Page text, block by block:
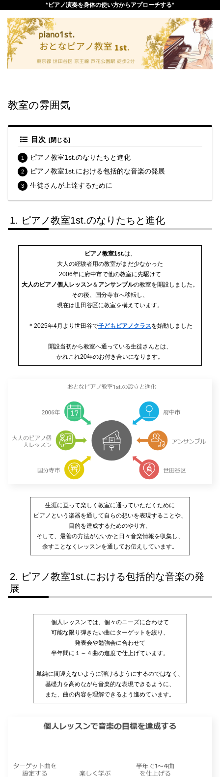
*ピアノ演奏を身体の使い方からアプローチする*
教室の雰囲気
目次
ピアノ教室1st.のなりたちと進化
ピアノ教室1st.における包括的な音楽の発展
生徒さんが上達するために
ピアノ教室1st.のなりたちと進化
ピアノ教室1st.は、
大人の経験者用の教室がまだ少なかった
2006年に府中市で他の教室に先駆けて
大人のピアノ個人レッスン＆ アンサンブルの教室を開設しました。
その後、国分寺市へ移転し、
現在は世田谷区に教室を構えています。
＊2025年4月より世田谷で子どもピアノクラスを始動しました
開設当初から教室へ通っている生徒さんとは、
かれこれ20年のお付き合いになります。
生涯に亘って楽しく教室に通っていただくために
ピアノという楽器を通して自らの想いを表現することや、
目的を達成するためのやり方、
そして、最善の方法がないかと日々音楽情報を収集し、
余すことなくレッスンを通してお伝えしています。
ピアノ教室1st.における包括的な音楽の発
展
個人レッスンでは、個々のニーズに合わせて
可能な限り弾きたい曲にターゲットを絞り、
発表会や勉強会に合わせて
半年間に１～４曲の進度で仕上げています。
単純に間違えないように弾けるようにするのではなく、
基礎力を高めながら音楽的な表現できるように、
また、曲の内容を理解できるよう進めています。